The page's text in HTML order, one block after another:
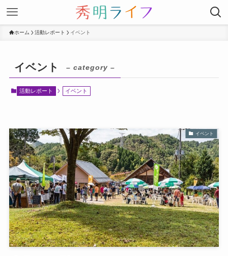
ホーム 活動レポート イベント
イベント – category –
活動レポート イベント
イベント